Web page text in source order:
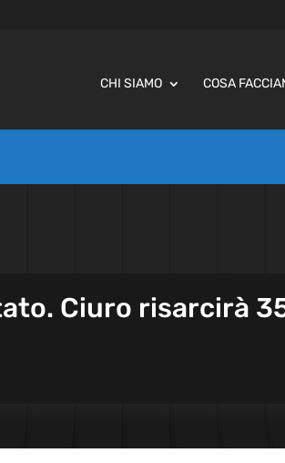
CHI SIAMO COSA
Ciuro risarcirà